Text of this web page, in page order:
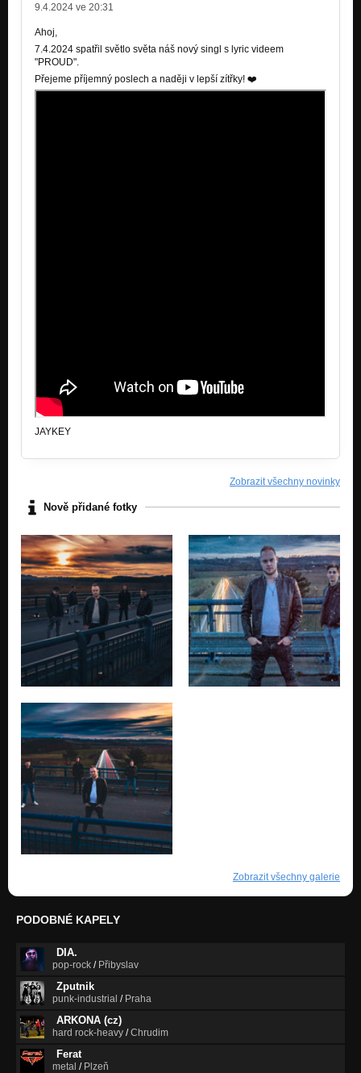
9.4.2024 ve 20:31
Ahoj,
7.4.2024 spatřil světlo světa náš nový singl s lyric videem
"PROUD".
Přejeme příjemný poslech a naději v lepší zítřky! ❤️
JAYKEY
Zobrazit všechny novinky
Nově přidané fotky
Zobrazit všechny galerie
PODOBNÉ KAPELY
DIA.
pop-rock / Přibyslav
Zputnik
punk-industrial / Praha
ARKONA (cz)
hard rock-heavy /Chrudim
Ferat
metal / Plzeň